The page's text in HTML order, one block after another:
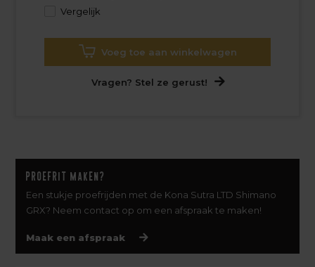
Vergelijk
Voeg toe aan winkelwagen
Vragen? Stel ze gerust!
Proefrit maken?
Een stukje proefrijden met de Kona Sutra LTD Shimano
GRX? Neem contact op om een afspraak te maken!
Maak een afspraak